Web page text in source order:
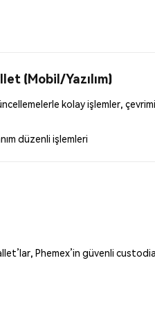
(Mobil/Yazılım)
kolay işlemler,
düzenli işlemleri
Phemex’in güvenli